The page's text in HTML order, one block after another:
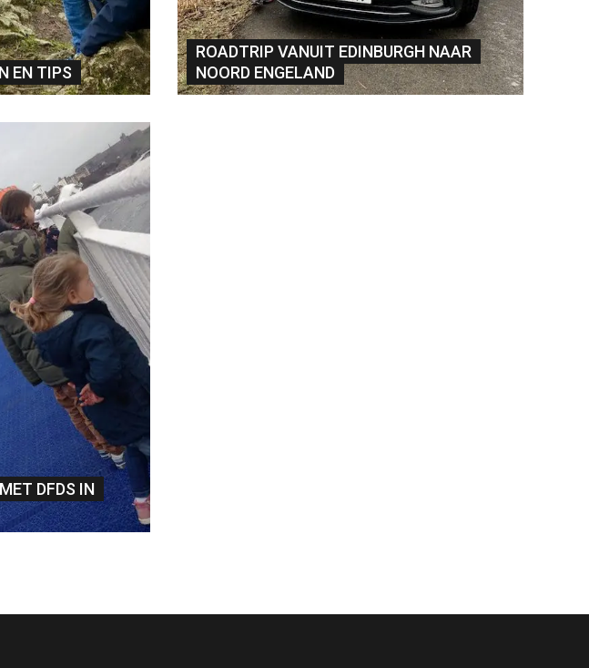
EN TIPS
ROADTRIP VANUIT EDINBURGH NAAR
NOORD ENGELAND
DFDS IN